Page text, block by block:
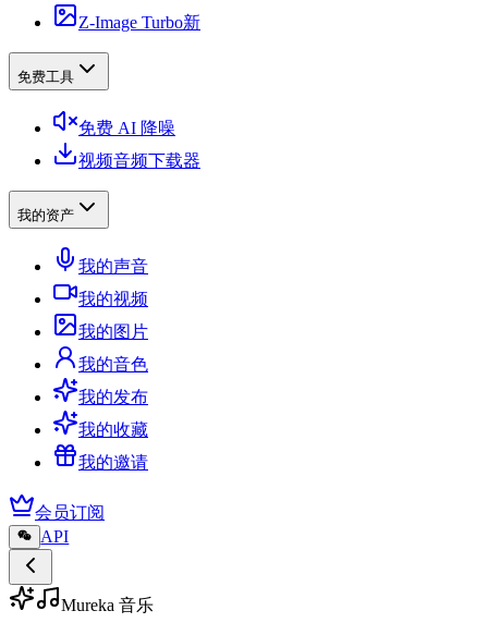
Z-Image Turbo新
免费工具
免费 AI 降噪
视频音频下载器
我的资产
我的声音
我的视频
我的图片
我的音色
我的发布
我的收藏
我的邀请
会员订阅
API
Mureka 音乐